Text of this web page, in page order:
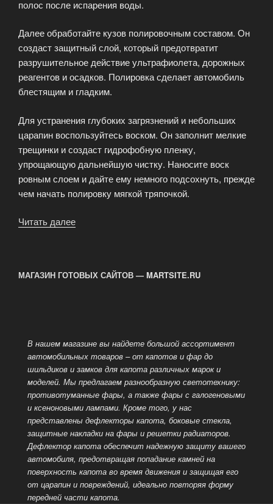
полос после испарения воды.
Далее обработайте кузов полировочным составом. Он
создаст защитный слой, который предотвратит
разрушительное действие ультрафиолета, дорожных
реагентов и осадков. Полировка сделает автомобиль
блестящим и гладким.
Для устранения глубоких загрязнений и небольших
царапин воспользуйтесь воском. Он заполнит мелкие
трещинки и создаст гидрофобную пленку,
упрощающую дальнейшую чистку. Наносите воск
ровным слоем и дайте ему немного подсохнуть, прежде
чем начать полировку мягкой тряпочкой.
Читать далее
МАГАЗИН ГОТОВЫХ САЙТОВ — MARTSITE.RU
В нашем магазине вы найдете большой ассортимент
автомобильных товаров – от капотов и фар до
шильдиков и замков для капота различных марок и
моделей. Мы предлагаем разнообразную светотехнику:
противотуманные фары, а также фары с галогеновыми
и ксеноновыми лампами. Кроме того, у нас
представлены дефлекторы капота, боковые стекла,
защитные накладки на фары и решетки радиаторов.
Дефлектор капота обеспечит надежную защиту вашего
автомобиля, предотвращая попадание камней на
поверхность капота во время движения и защищая его
от царапин и повреждений, идеально повторяя форму
передней части капота.